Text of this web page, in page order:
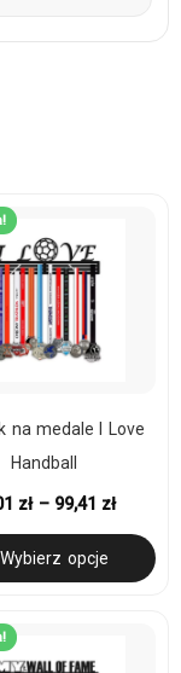
na medale I Love
Handball
zł – 99,41 zł
opcje